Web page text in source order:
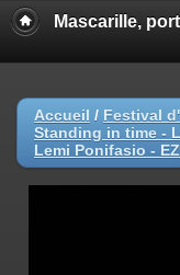
Mascarille,
Accueil / Festival
Standing in time -
Lemi Ponifasio - EZ